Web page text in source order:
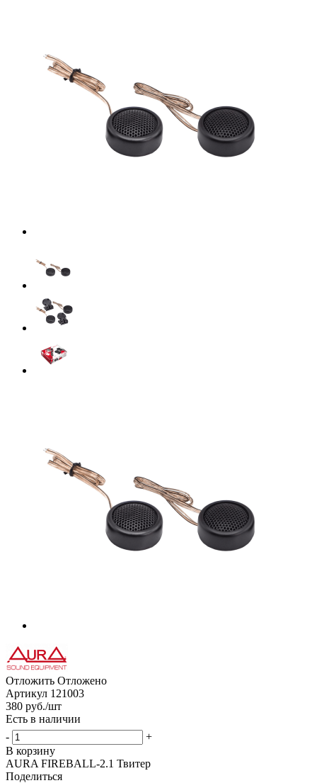
Отложить Отложено
Артикул 121003
380 руб./шт
Есть в наличии
-
+
В корзину
AURA FIREBALL-2.1 Твитер
Поделиться